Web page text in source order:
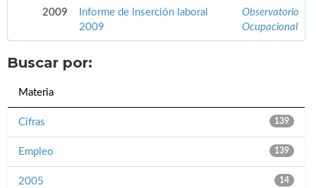
2009
Informe de inserción laboral
2009
Observatorio
Ocupacional
Buscar por:
Materia
139
Cifras
139
Empleo
14
2005